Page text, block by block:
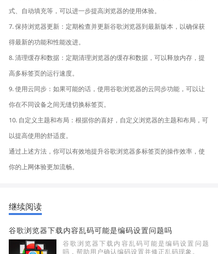
式、自动填充等，可以进一步提高浏览器的使用体验。
7. 保持浏览器更新：定期检查并更新谷歌浏览器到最新版本，以确保获
得最新的功能和性能改进。
8. 清理缓存和数据：定期清理浏览器的缓存和数据，可以释放内存，提
高多标签页的运行速度。
9. 使用云同步：如果可能的话，使用谷歌浏览器的云同步功能，可以让
你在不同设备之间无缝切换标签页。
10. 自定义主题和布局：根据你的喜好，自定义浏览器的主题和布局，可
以提高使用的舒适度。
通过上述方法，你可以有效地提升谷歌浏览器多标签页的操作效率，使
你的上网体验更加流畅。
继续阅读
谷歌浏览器下载内容乱码可能是编码设置问题吗
谷歌浏览器下载内容乱码可能是编码设置问题
吗，帮助用户确认编码设置并修正乱码现象。